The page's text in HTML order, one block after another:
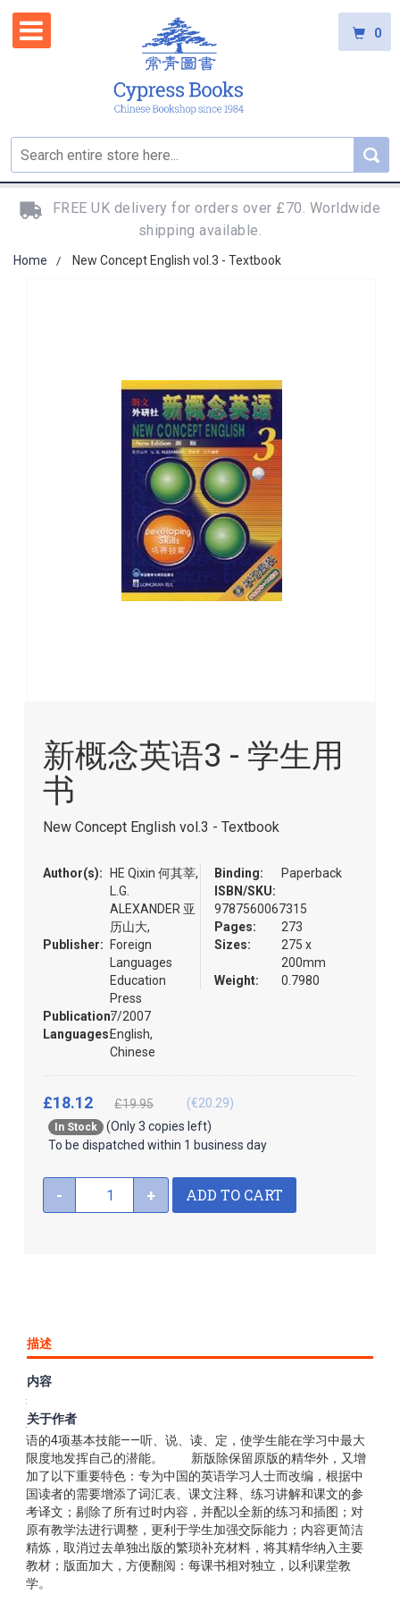
0
FREE UK delivery for orders over £70. Worldwide
shipping available.
Home New Concept English vol.3 - Textbook
the
beginning
images
新概念英语3 - 学生用
书
New Concept English vol.3 - Textbook
Author(s):
HE Qixin 何其莘,
L.G.
ALEXANDER 亚
历山大,
Publisher:
Foreign
Languages
Education
Press
Publication:7/2007
Languages:English,
Chinese
Binding:
Paperback
ISBN/SKU:
9787560067315
Pages:
273
Sizes:
275 x
200mm
Weight:
0.7980
In Stock
(Only 3 copies left)
To be dispatched within 1 business day
£18.12 £19.95 (€20.29)
- + ADD TO CART
描述
《新概念英语》是世界闻名的英语教程，本书为第一阶段，英
语初阶篇。本版是该书出版30年来经作者亲自修订的唯一新
版。本套经典教材通过完整的英语学习体系，帮助学生掌握英
语的4项基本技能——听、说、读、定，使学生能在学习中最大
限度地发挥自己的潜能。 新版除保留原版的精华外，又增
加了以下重要特色：专为中国的英语学习人士而改编，根据中
国读者的需要增添了词汇表、课文注释、练习讲解和课文的参
考译文；剔除了所有过时内容，并配以全新的练习和插图；对
原有教学法进行调整，更利于学生加强交际能力；内容更简洁
精炼，取消过去单独出版的繁琐补充材料，将其精华纳入主要
教材；版面加大，方便翻阅：每课书相对独立，以利课堂教
学。
内容
关于作者